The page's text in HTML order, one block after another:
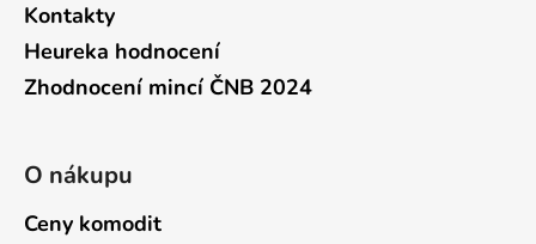
Kontakty
Heureka hodnocení
Zhodnocení mincí ČNB 2024
O nákupu
Ceny komodit